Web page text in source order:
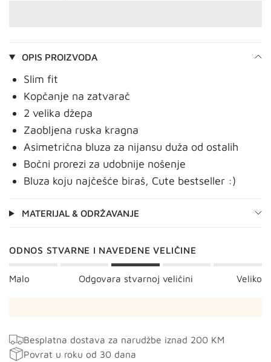
OPIS PROIZVODA
Slim fit
Kopčanje na zatvarač
2 velika džepa
Zaobljena ruska kragna
Asimetrična bluza za nijansu duža od ostalih
Bočni prorezi za udobnije nošenje
Bluza koju najčešće biraš, Cute bestseller :)
MATERIJAL & ODRŽAVANJE
ODNOS STVARNE I NAVEDENE VELIČINE
Malo Odgovara stvarnoj veličini Veliko
Besplatna dostava za narudžbe iznad 200 KM
Povrat u roku od 30 dana